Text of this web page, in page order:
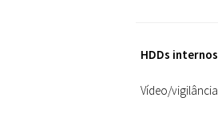
HDDs internos
Vídeo/vigilância